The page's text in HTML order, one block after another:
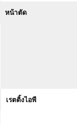
หน้าตัด
เรตติ้งไอพี